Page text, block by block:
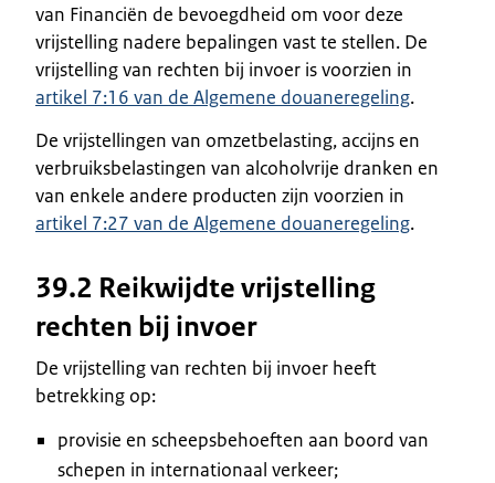
van Financiën de bevoegdheid om voor deze
vrijstelling nadere bepalingen vast te stellen. De
vrijstelling van rechten bij invoer is voorzien in
artikel 7:16 van de Algemene douaneregeling.
De vrijstellingen van omzetbelasting, accijns en
verbruiksbelastingen van alcoholvrije dranken en
van enkele andere producten zijn voorzien in
artikel 7:27 van de Algemene douaneregeling.
39.2 Reikwijdte vrijstelling
rechten bij invoer
De vrijstelling van rechten bij invoer heeft
betrekking op:
provisie en scheepsbehoeften aan boord van
schepen in internationaal verkeer;